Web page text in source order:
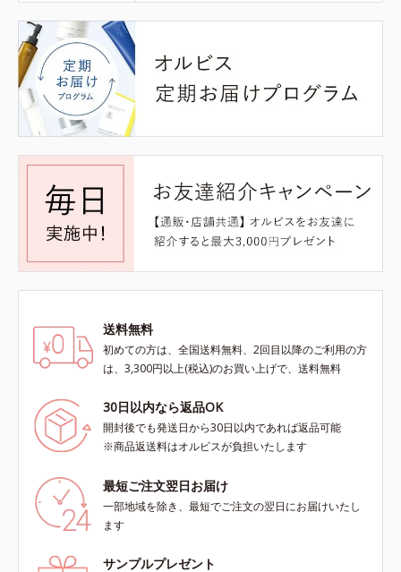
送料無料
初めての方は、全国送料無料、2回目以降のご利用の方
は、3,300円以上(税込)のお買い上げで、送料無料
30日以内なら返品OK
開封後でも発送日から30日以内であれば返品可能
※商品返送料はオルビスが負担いたします
最短ご注文翌日お届け
一部地域を除き、最短でご注文の翌日にお届けいたし
ます
サンプルプレゼント